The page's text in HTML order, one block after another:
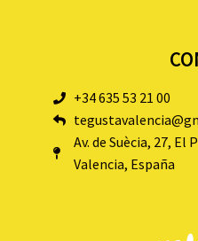
+34 635 53 21 00
Av. de Suècia, 27, El
Valencia, España